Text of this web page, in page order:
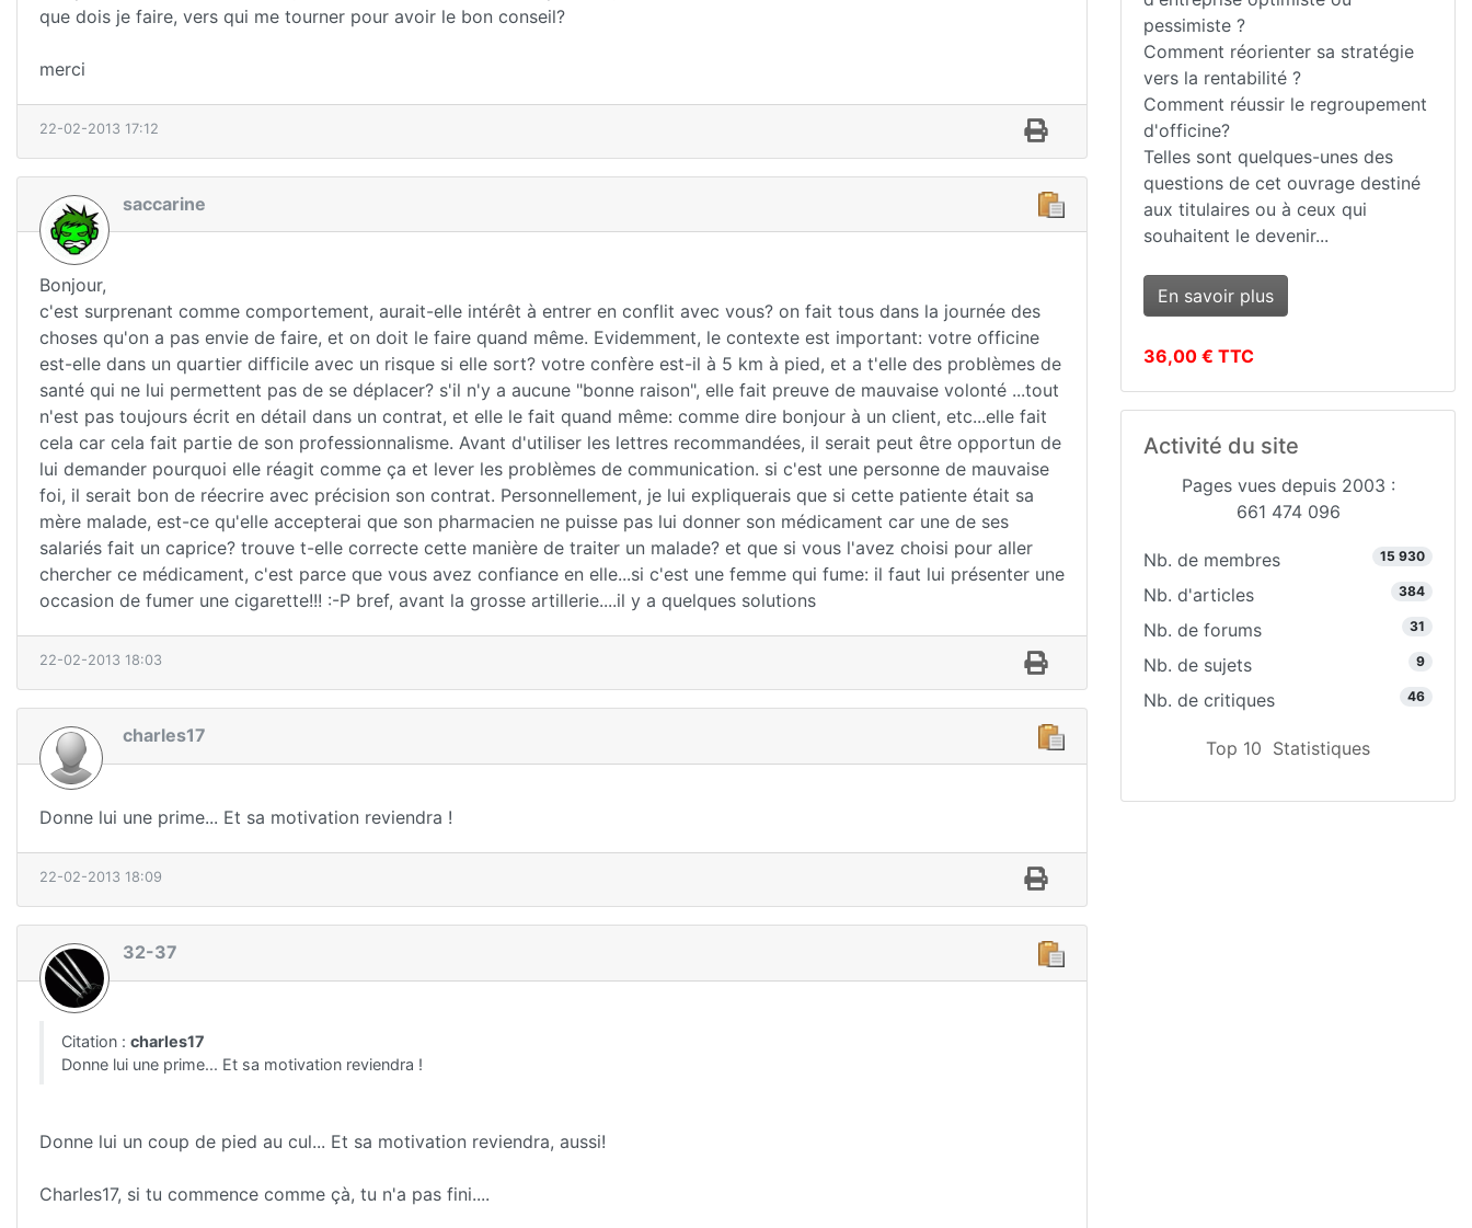
que dois je faire, vers qui me tourner pour avoir le bon conseil?
merci
22-02-2013 17:12
saccarine
Bonjour,
c'est surprenant comme comportement, aurait-elle intérêt à entrer en conflit avec vous? on fait tous dans la journée des
choses qu'on a pas envie de faire, et on doit le faire quand même. Evidemment, le contexte est important: votre officine
est-elle dans un quartier difficile avec un risque si elle sort? votre confère est-il à 5 km à pied, et a t'elle des problèmes de
santé qui ne lui permettent pas de se déplacer? s'il n'y a aucune "bonne raison", elle fait preuve de mauvaise volonté ...tout
n'est pas toujours écrit en détail dans un contrat, et elle le fait quand même: comme dire bonjour à un client, etc...elle fait
cela car cela fait partie de son professionnalisme. Avant d'utiliser les lettres recommandées, il serait peut être opportun de
lui demander pourquoi elle réagit comme ça et lever les problèmes de communication. si c'est une personne de mauvaise
foi, il serait bon de réecrire avec précision son contrat. Personnellement, je lui expliquerais que si cette patiente était sa
mère malade, est-ce qu'elle accepterai que son pharmacien ne puisse pas lui donner son médicament car une de ses
salariés fait un caprice? trouve t-elle correcte cette manière de traiter un malade? et que si vous l'avez choisi pour aller
chercher ce médicament, c'est parce que vous avez confiance en elle...si c'est une femme qui fume: il faut lui présenter une
occasion de fumer une cigarette!!! :-P bref, avant la grosse artillerie....il y a quelques solutions
22-02-2013 18:03
charles17
Donne lui une prime... Et sa motivation reviendra !
22-02-2013 18:09
32-37
Citation : charles17
Donne lui une prime... Et sa motivation reviendra !
Donne lui un coup de pied au cul... Et sa motivation reviendra, aussi!
Charles17, si tu commence comme çà, tu n'a pas fini....
pessimiste ?
Comment réorienter sa stratégie
vers la rentabilité ?
Comment réussir le regroupement
d'officine?
Telles sont quelques-unes des
questions de cet ouvrage destiné
aux titulaires ou à ceux qui
souhaitent le devenir...
En savoir plus
36,00 € TTC
Activité du site
Pages vues depuis 2003 :
661 474 096
Nb. de membres 15 930
Nb. d'articles 384
Nb. de forums 31
Nb. de sujets 9
Nb. de critiques 46
Top 10 Statistiques